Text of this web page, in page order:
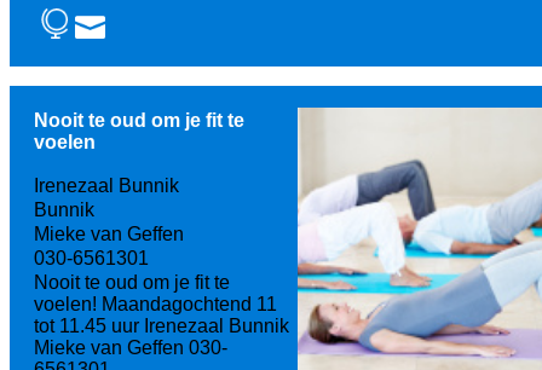
Nooit te oud om je fit te
voelen
Irenezaal Bunnik
Bunnik
Mieke van Geffen
030-6561301
Nooit te oud om je fit te
voelen! Maandagochtend 11
tot 11.45 uur Irenezaal Bunnik
Mieke van Geffen 030-